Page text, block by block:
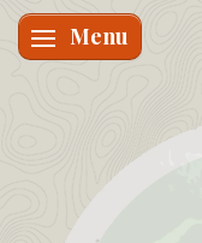
Skifte navigation
Menu